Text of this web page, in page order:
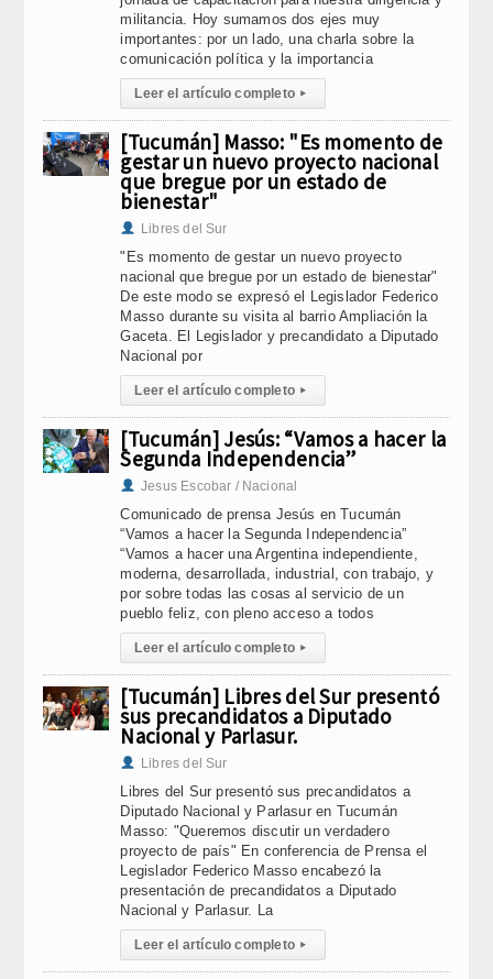
militancia. Hoy sumamos dos ejes muy
importantes: por un lado, una charla sobre la
comunicación política y la importancia
Leer el artículo completo ▸
[Tucumán] Masso: "Es momento de
gestar un nuevo proyecto nacional
que bregue por un estado de
bienestar"
Libres del Sur
"Es momento de gestar un nuevo proyecto
nacional que bregue por un estado de bienestar"
De este modo se expresó el Legislador Federico
Masso durante su visita al barrio Ampliación la
Gaceta. El Legislador y precandidato a Diputado
Nacional por
Leer el artículo completo ▸
[Tucumán] Jesús: “Vamos a hacer la
Segunda Independencia”
Jesus Escobar / Nacional
Comunicado de prensa Jesús en Tucumán
“Vamos a hacer la Segunda Independencia”
“Vamos a hacer una Argentina independiente,
moderna, desarrollada, industrial, con trabajo, y
por sobre todas las cosas al servicio de un
pueblo feliz, con pleno acceso a todos
Leer el artículo completo ▸
[Tucumán] Libres del Sur presentó
sus precandidatos a Diputado
Nacional y Parlasur.
Libres del Sur
Libres del Sur presentó sus precandidatos a
Diputado Nacional y Parlasur en Tucumán
Masso: "Queremos discutir un verdadero
proyecto de país" En conferencia de Prensa el
Legislador Federico Masso encabezó la
presentación de precandidatos a Diputado
Nacional y Parlasur. La
Leer el artículo completo ▸